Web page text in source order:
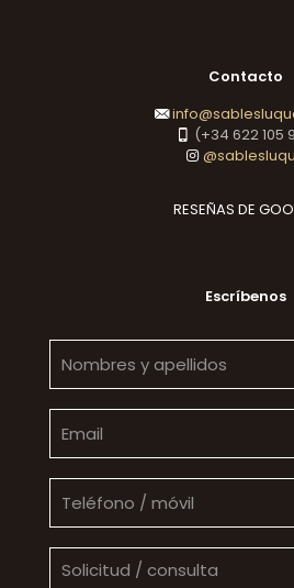
Contacto
(+34 622 105
RESEÑAS DE
Escríbenos